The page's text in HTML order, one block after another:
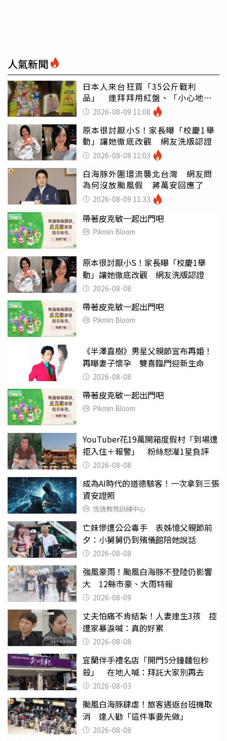
人氣新聞
日本人來台狂買「35公斤戰利
品」 連拜拜用紅盤、「小心地
滑」告示牌也帶回家
2026-08-09 11:08
原本很討厭小S！家長曝「校慶1舉
動」讓她徹底改觀 網友洗版認證
2026-08-08 11:03
白海豚外圍環流襲北台灣 網友問
為何沒放颱風假 蔣萬安回應了
2026-08-09 11:33
帶著皮克敏一起出門吧
Pikmin Bloom
原本很討厭小S！家長曝「校慶1舉
動」讓她徹底改觀 網友洗版認證
2026-08-08
帶著皮克敏一起出門吧
Pikmin Bloom
《半澤直樹》男星父親節宣布再婚！
再曝妻子懷孕 雙喜臨門迎新生命
2026-08-08
帶著皮克敏一起出門吧
Pikmin Bloom
YouTuber花19萬開箱度假村「到場遭
拒入住＋報警」 粉絲怒灌1星負評
2026-08-08
成為AI時代的道德駭客！一次拿到三張
資安證照
恆逸教育訓練中心
亡妹慘遭公公毒手 表姊憶父親節前
夕：小舅舅仍到殯儀館陪她說話
2026-08-08
強風豪雨！颱風白海豚不登陸仍影響
大 12縣市豪、大雨特報
2026-08-09
丈夫怕痛不肯結紮！人妻連生3孩 控
遭家暴淚喊：真的好累
2026-08-08
宜蘭伴手禮名店「開門5分鐘麵包秒
殺」 在地人喊：拜託大家別再去
2026-08-03
颱風白海豚肆虐！旅客遇返台班機取
消 達人勸「這件事要先做」
2026-08-08